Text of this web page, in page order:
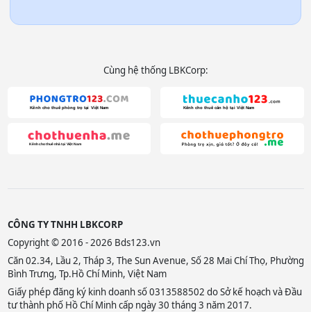
Cùng hệ thống LBKCorp:
CÔNG TY TNHH LBKCORP
Copyright © 2016 - 2026 Bds123.vn
Căn 02.34, Lầu 2, Tháp 3, The Sun Avenue, Số 28 Mai Chí Thọ, Phường
Bình Trưng, Tp.Hồ Chí Minh, Việt Nam
Giấy phép đăng ký kinh doanh số 0313588502 do Sở kế hoạch và Đầu
tư thành phố Hồ Chí Minh cấp ngày 30 tháng 3 năm 2017.